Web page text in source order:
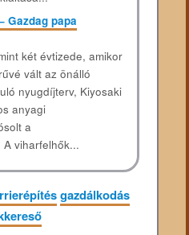
Gazdag papa
két évtizede, amikor
vált az önálló
nyugdíjterv, Kiyosaki
anyagi
a
viharfelhők...
gazdálkodás